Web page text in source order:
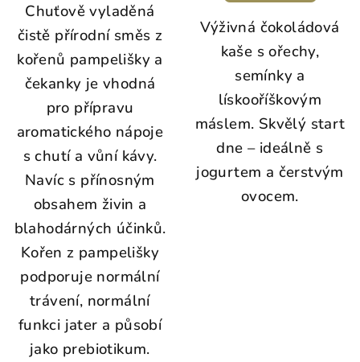
Chuťově vyladěná
čistě přírodní směs z
kořenů pampelišky a
čekanky je vhodná
pro přípravu
aromatického nápoje
s chutí a vůní kávy.
Navíc s přínosným
obsahem živin a
blahodárných účinků.
Kořen z pampelišky
podporuje normální
trávení, normální
funkci jater a působí
jako prebiotikum.
Výživná čokoládová
kaše s ořechy,
semínky a
lískooříškovým
máslem. Skvělý start
dne – ideálně s
jogurtem a čerstvým
ovocem.